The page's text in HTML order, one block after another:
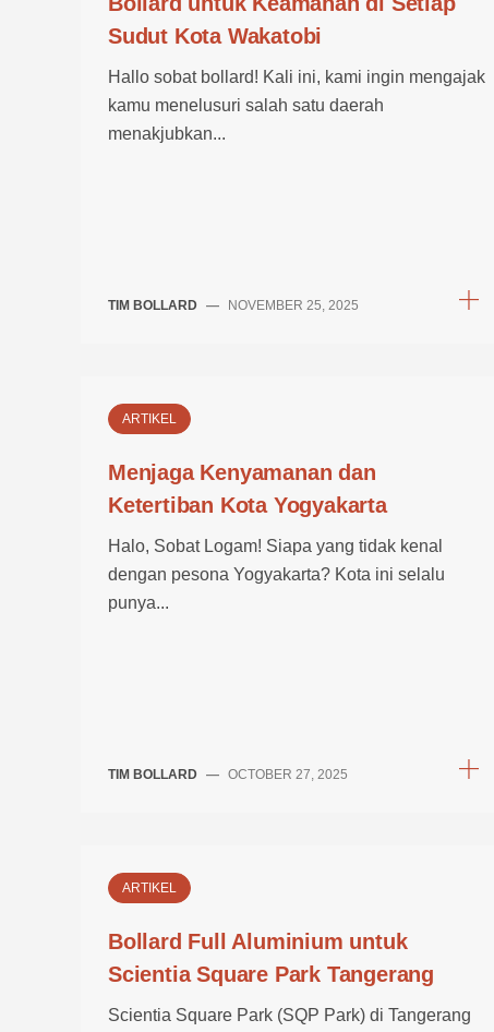
Sudut Kota Wakatobi
Hallo sobat bollard! Kali ini, kami ingin mengajak
kamu menelusuri salah satu daerah
menakjubkan...
TIM BOLLARD — NOVEMBER 25, 2025
ARTIKEL
Menjaga Kenyamanan dan
Ketertiban Kota Yogyakarta
Halo, Sobat Logam! Siapa yang tidak kenal
dengan pesona Yogyakarta? Kota ini selalu
punya...
TIM BOLLARD — OCTOBER 27, 2025
ARTIKEL
Bollard Full Aluminium untuk
Scientia Square Park Tangerang
Scientia Square Park (SQP Park) di Tangerang